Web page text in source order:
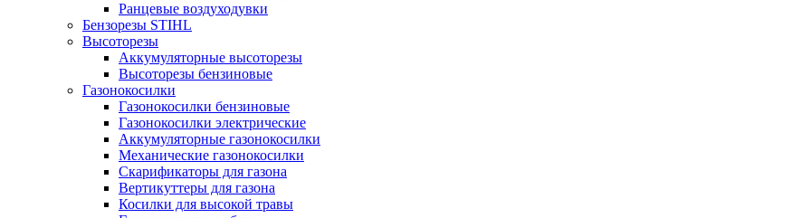
Ранцевые воздуходувки
Бензорезы STIHL
Высоторезы
Аккумуляторные высоторезы
Высоторезы бензиновые
Газонокосилки
Газонокосилки бензиновые
Газонокосилки электрические
Аккумуляторные газонокосилки
Механические газонокосилки
Скарификаторы для газона
Вертикуттеры для газона
Косилки для высокой травы